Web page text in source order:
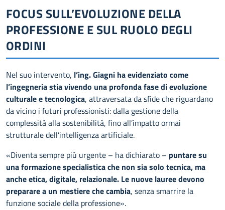
FOCUS SULL’EVOLUZIONE DELLA
PROFESSIONE E SUL RUOLO DEGLI
ORDINI
Nel suo intervento, l’ing. Giagni ha evidenziato come
l’ingegneria stia vivendo una profonda fase di evoluzione
culturale e tecnologica, attraversata da sfide che riguardano
da vicino i futuri professionisti: dalla gestione della
complessità alla sostenibilità, fino all’impatto ormai
strutturale dell’intelligenza artificiale.
«Diventa sempre più urgente – ha dichiarato – puntare su
una formazione specialistica che non sia solo tecnica, ma
anche etica, digitale, relazionale. Le nuove lauree devono
preparare a un mestiere che cambia, senza smarrire la
funzione sociale della professione».